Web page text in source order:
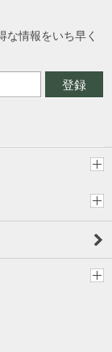
な情報をいち早く
登録